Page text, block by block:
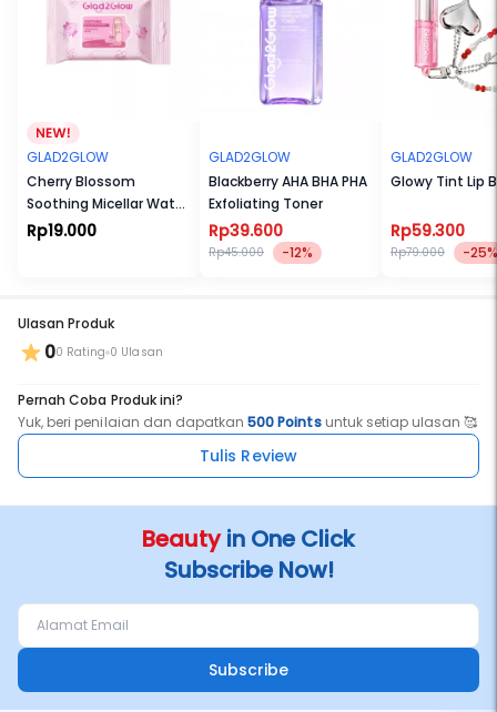
GLAD2GLOW
Cherry Blossom
Soothing Micellar Water
Wipes
Rp19.000
GLAD2GLOW
Blackberry AHA BHA PHA
Exfoliating Toner
Rp39.600
Rp45.000 -12%
GLAD2GLOW
Glowy Tint Lip
Rp59.300
Rp79.000 -25%
Ulasan Produk
00 Rating 0 Ulasan
Pernah Coba Produk ini?
Yuk, beri penilaian dan dapatkan500 Pointsuntuk setiap ulasan 🥰
Tulis Review
Beautyin One Click
Subscribe Now!
Subscribe